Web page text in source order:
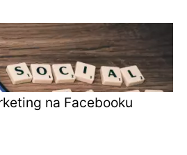
na Facebooku